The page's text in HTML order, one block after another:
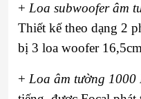
+ Loa subwoofer âm
Thiết kế theo dạng 2
bị 3 loa woofer
+ Loa âm tường 1000